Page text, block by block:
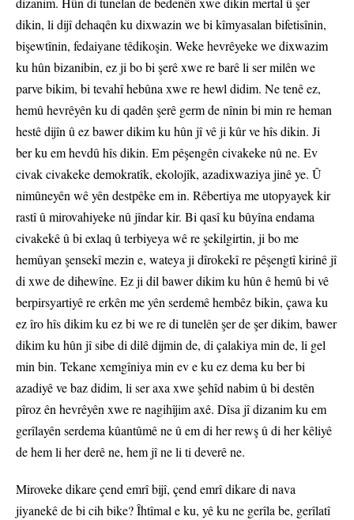
dikin, li dijî dehaqên ku dixwazin we bi kîmyasalan bifetisînin,
bişewtînin, fedaiyane têdikoşin. Weke hevrêyeke we dixwazim
ku hûn bizanibin, ez ji bo bi şerê xwe re barê li ser milên we
parve bikim, bi tevahî hebûna xwe re hewl didim. Ne tenê ez,
hemû hevrêyên ku di qadên şerê germ de nînin bi min re heman
hestê dijîn û ez bawer dikim ku hûn jî vê ji kûr ve hîs dikin. Ji
ber ku em hevdû hîs dikin. Em pêşengên civakeke nû ne. Ev
civak civakeke demokratîk, ekolojîk, azadixwaziya jinê ye. Û
nimûneyên wê yên destpêke em in. Rêbertiya me utopyayek kir
rastî û mirovahiyeke nû jîndar kir. Bi qasî ku bûyîna endama
civakekê û bi exlaq û terbiyeya wê re şekilgirtin, ji bo me
hemûyan şensekî mezin e, wateya ji dîrokekî re pêşengtî kirinê jî
di xwe de dihewîne. Ez ji dil bawer dikim ku hûn ê hemû bi vê
berpirsyartiyê re erkên me yên serdemê hembêz bikin, çawa ku
ez îro hîs dikim ku ez bi we re di tunelên şer de şer dikim, bawer
dikim ku hûn jî sibe di dilê dijmin de, di çalakiya min de, li gel
min bin. Tekane xemgîniya min ev e ku ez dema ku ber bi
azadiyê ve baz didim, li ser axa xwe şehîd nabim û bi destên
pîroz ên hevrêyên xwe re nagihîjim axê. Dîsa jî dizanim ku em
gerîlayên serdema kûantûmê ne û em di her rewş û di her kêliyê
de hem li her derê ne, hem jî ne li ti deverê ne.
Miroveke dikare çend emrî bijî, çend emrî dikare di nava
jiyanekê de bi cih bike? Îhtîmal e ku, yê ku ne gerîla be, gerîlatî